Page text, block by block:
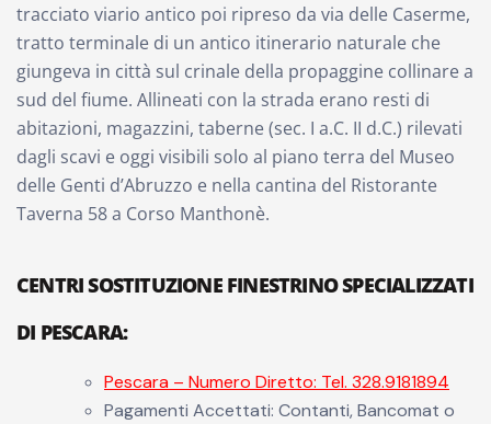
tracciato viario antico poi ripreso da via delle Caserme,
tratto terminale di un antico itinerario naturale che
giungeva in città sul crinale della propaggine collinare a
sud del fiume. Allineati con la strada erano resti di
abitazioni, magazzini, taberne (sec. I a.C. II d.C.) rilevati
dagli scavi e oggi visibili solo al piano terra del Museo
delle Genti d’Abruzzo e nella cantina del Ristorante
Taverna 58 a Corso Manthonè.
CENTRI SOSTITUZIONE FINESTRINO SPECIALIZZATI
DI PESCARA:
Pescara – Numero Diretto: Tel. 328.9181894
Pagamenti Accettati: Contanti, Bancomat o